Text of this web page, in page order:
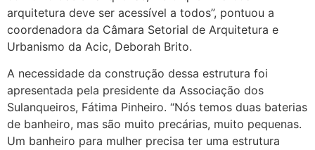
arquitetura deve ser acessível a todos”, pontuou a
coordenadora da Câmara Setorial de Arquitetura e
Urbanismo da Acic, Deborah Brito.
A necessidade da construção dessa estrutura foi
apresentada pela presidente da Associação dos
Sulanqueiros, Fátima Pinheiro. “Nós temos duas baterias
de banheiro, mas são muito precárias, muito pequenas.
Um banheiro para mulher precisa ter uma estrutura